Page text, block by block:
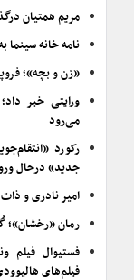
مریم همتیان
نامه خانه
«زن و بچه»؛
ورایتی خبر
می‌رود
رکورد
جدید» درحال
امیر نادری و
رمان «رخشان»؛
فیلم‌های